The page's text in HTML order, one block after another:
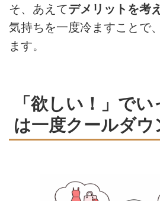
そ、あえてデメリットを考
気持ちを一度冷ますことで
ます。
「欲しい！」で
は一度クールダウ